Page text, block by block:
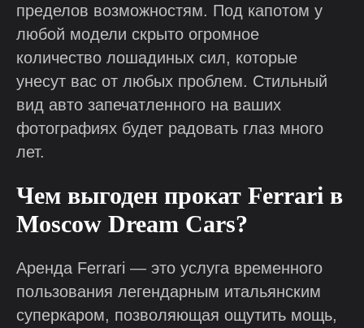
пределов возможностям. Под капотом у
любой модели скрыто огромное
количество лошадиных сил, которые
унесут вас от любых проблем. Стильный
вид авто запечатленного на ваших
фотографиях будет радовать глаз много
лет.
Чем выгоден прокат Ferrari в
Moscow Dream Cars?
Аренда Ferrari — это услуга временного
пользования легендарным итальянским
суперкаром, позволяющая ощутить мощь,